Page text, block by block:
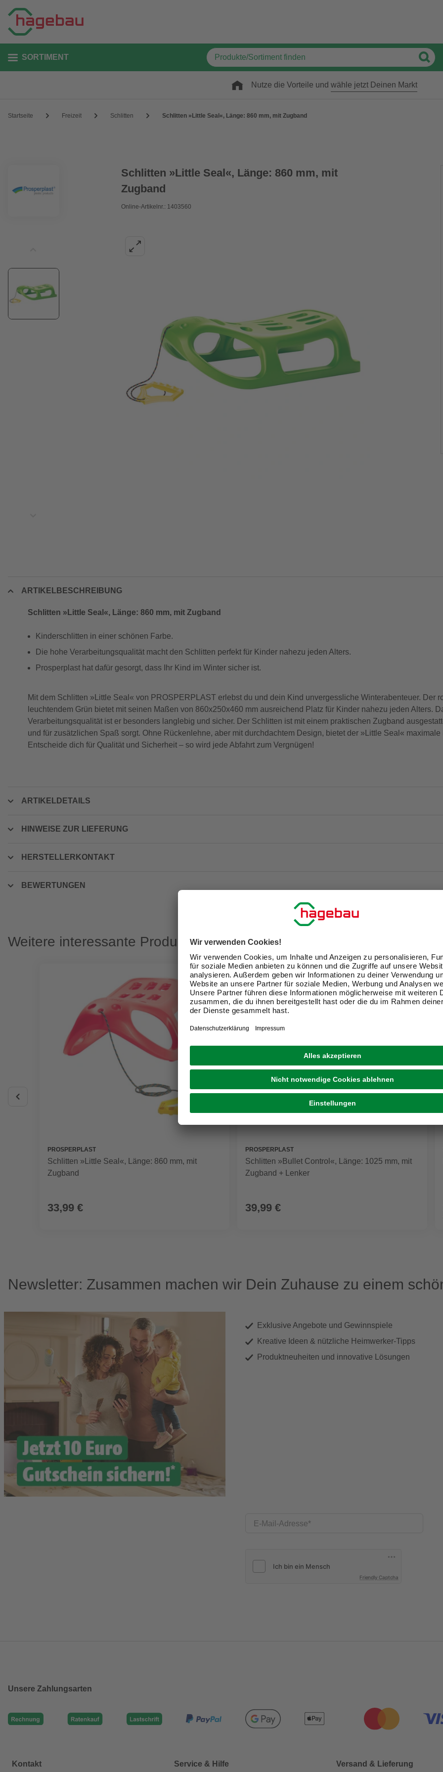
SORTIMENT
Nutze die Vorteile und wähle jetzt Deinen Markt
Startseite Freizeit Schlitten Schlitten »Little Seal«, Länge: 860 mm, mit Zugband
Schlitten »Little Seal«, Länge: 860 mm, mit
Zugband
Online-Artikelnr.: 1403560
ARTIKELBESCHREIBUNG
Schlitten »Little Seal«, Länge: 860 mm, mit Zugband
Kinderschlitten in einer schönen Farbe.
Die hohe Verarbeitungsqualität macht den Schlitten perfekt für Kinder nahezu jeden Alters.
Prosperplast hat dafür gesorgt, dass Ihr Kind im Winter sicher ist.
Mit dem Schlitten »Little Seal« von PROSPERPLAST erlebst du und dein Kind unvergessliche Winterabenteuer. Der
leuchtendem Grün bietet mit seinen Maßen von 860x250x460 mm ausreichend Platz für Kinder nahezu jeden Alters.
Verarbeitungsqualität ist er besonders langlebig und sicher. Der Schlitten ist mit einem praktischen Zugband
und für zusätzlichen Spaß sorgt. Ohne Rückenlehne, aber mit durchdachtem Design, bietet der »Little Seal«
Entscheide dich für Qualität und Sicherheit – so wird jede Abfahrt zum Vergnügen!
ARTIKELDETAILS
HINWEISE ZUR LIEFERUNG
HERSTELLERKONTAKT
BEWERTUNGEN
Weitere interessante Produkte
PROSPERPLAST
Schlitten »Little Seal«, Länge: 860 mm, mit
Zugband
33,99 €
PROSPERPLAST
Schlitten »Bullet Control«, Länge: 1025 mm, mit
Zugband + Lenker
39,99 €
Newsletter: Zusammen machen wir Dein Zuhause zu einem
Exklusive Angebote und Gewinnspiele
Kreative Ideen & nützliche Heimwerker-Tipps
Produktneuheiten und innovative Lösungen
E-Mail-Adresse
Friendly Captcha
Unsere Zahlungsarten
Kontakt Service & Hilfe Versand & Lieferung